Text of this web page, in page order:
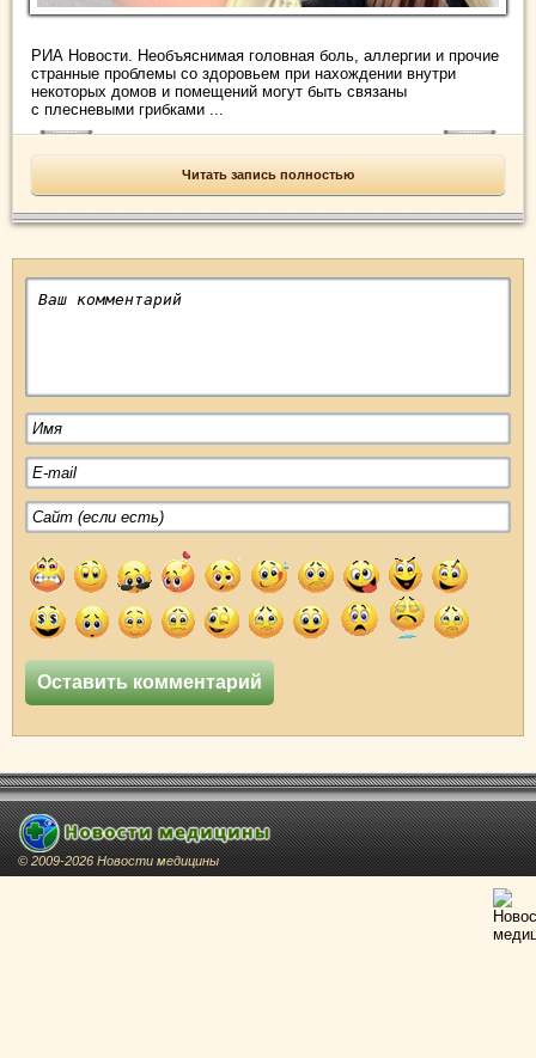
РИА Новости. Необъяснимая головная боль, аллергии и прочие
странные проблемы со здоровьем при нахождении внутри
некоторых домов и помещений могут быть связаны
с плесневыми грибками ...
Читать запись полностью
© 2009-2026 Новости медицины